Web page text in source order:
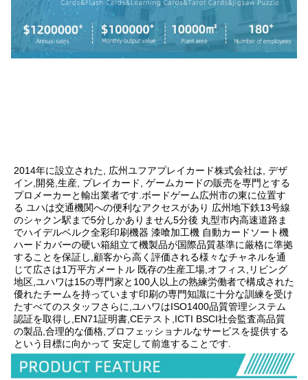
2014年に設立された, 広州ユフアプレイカード株式会社は, デザ
イン,開発,生産, プレイカード, ゲームカードの販売を専門とする
プロメーカーと輸出業者です.ボードゲーム広州市の東に位置す
る ユハは交通機関への便利なアクセスがあり 広州地下鉄13号線
のシャクン駅まで5分しかありません5分後 丸型市内高速道路ま
でハイデルベルク全彩印刷機器 漆喰加工機 自動カードソート機
ハードカバーの硬い箱組立て機製品が国際品質基準に厳格に準拠
することを保証し,顧客から高く評価される様々なチャネルを通
じて広さは1万平方メートル 既存の生産工場,オフィス,リビング
地区,ユハワは15の専門家と100人以上の熟練労働者で構成された
優れたチームを持っています印刷の専門知識に十分な訓練を受け
たすべてのスタッフさらに,ユハワはISO1400品質管理システム
認証を取得し,EN71証明書,CEテスト,ICTI BSCI社会監査高品質
の製品,合理的な価格,プロフェッショナルなサービスを提供する
という目標に向かって 安定して前進することです.